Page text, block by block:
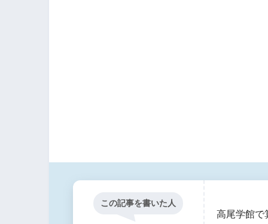
この記事を書いた人
高尾学館で